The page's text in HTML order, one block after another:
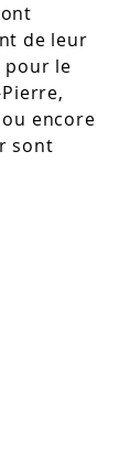
de leur
pour le
encore
sont